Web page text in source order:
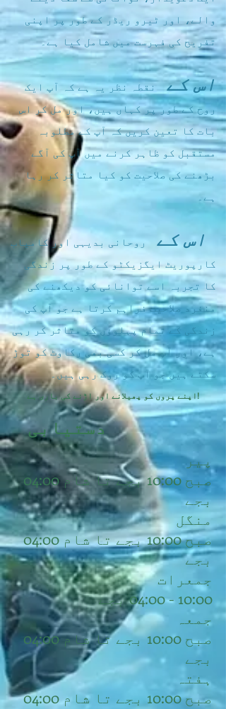
والے، اور ٹیرو ریڈر کے طور پر اپنی
تفریح کی فہرست میں شامل کیا ہے۔
اس کے
نقطہ نظر یہ ہے کہ آپ ایک
روح کے طور پر کہاں ہیں، اور مل کر اس
بات کا تعین کریں کہ آپ کے مطلوبہ
مستقبل کو ظاہر کرنے میں آپ کی آگے
بڑھنے کی صلاحیت کو کیا متاثر کر رہا
ہے۔
اس کے
روحانی بدیہی اور کامیاب
کارپوریٹ ایگزیکٹو کے طور پر زندگی
کا تجربہ اسے توانائی کو دیکھنے کی
منفرد صلاحیت فراہم کرتا ہے جو آپ کی
زندگی کے تمام پہلوؤں کو متاثر کر رہی
ہے، اور آپ مل کر کسی بھی رکاوٹ کو توڑ
سکتے ہیں جو آپ کو روک رہی ہیں۔
اپنے پروں کو پھیلانے اور اڑنے کی باری ہے!
دستیابی
پیر
صبح 10:00 بجے تا شام 04:00
بجے
منگل
صبح 10:00 بجے تا شام 04:00
بجے
جمعرات
10:00 - 04:00 بجے
جمعہ
صبح 10:00 بجے تا شام 04:00
بجے
ہفتہ
صبح 10:00 بجے تا شام 04:00